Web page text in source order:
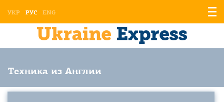
УКР РУС ENG
Техника из Англии